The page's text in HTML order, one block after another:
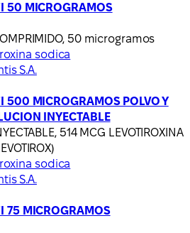
50 MICROGRAMOS
50 microgramos
sodica
S.A.
500 MICROGRAMOS POLVO Y
INYECTABLE
514 MCG LEVOTIROXINA
sodica
S.A.
75 MICROGRAMOS